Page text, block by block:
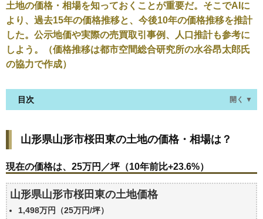
土地の価格・相場を知っておくことが重要だ。そこでAIに
より、過去15年の価格推移と、今後10年の価格推移を推計
した。公示地価や実際の売買取引事例、人口推計も参考に
しよう。（価格推移は都市空間総合研究所の水谷昂太郎氏
の協力で作成）
目次 開く ▼
現在の価格は、25万円／坪（10年前比+23.6%）
価格を詳細に分析しよう
山形県山形市桜田東の土地の過去の売買事例
公示地価はいくら
山形県山形市桜田東の土地の価格・相場は？
現在の価格は、25万円／坪（10年前比+23.6%）
山形県山形市桜田東の土地価格
1,498万円（25万円/坪）